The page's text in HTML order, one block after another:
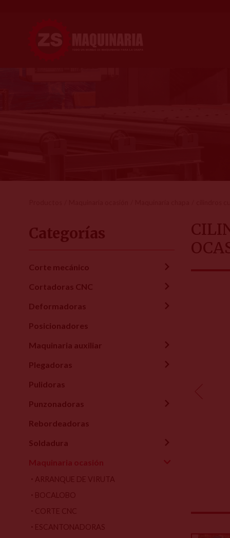
Categorías
Corte mecánico
Cortadoras CNC
Deformadoras
Posicionadores
Maquinaria auxiliar
Plegadoras
Pulidoras
Punzonadoras
Rebordeadoras
Soldadura
Maquinaria ocasión
ARRANQUE DE VIRUTA
BOCALOBO
CORTE CNC
ESCANTONADORAS